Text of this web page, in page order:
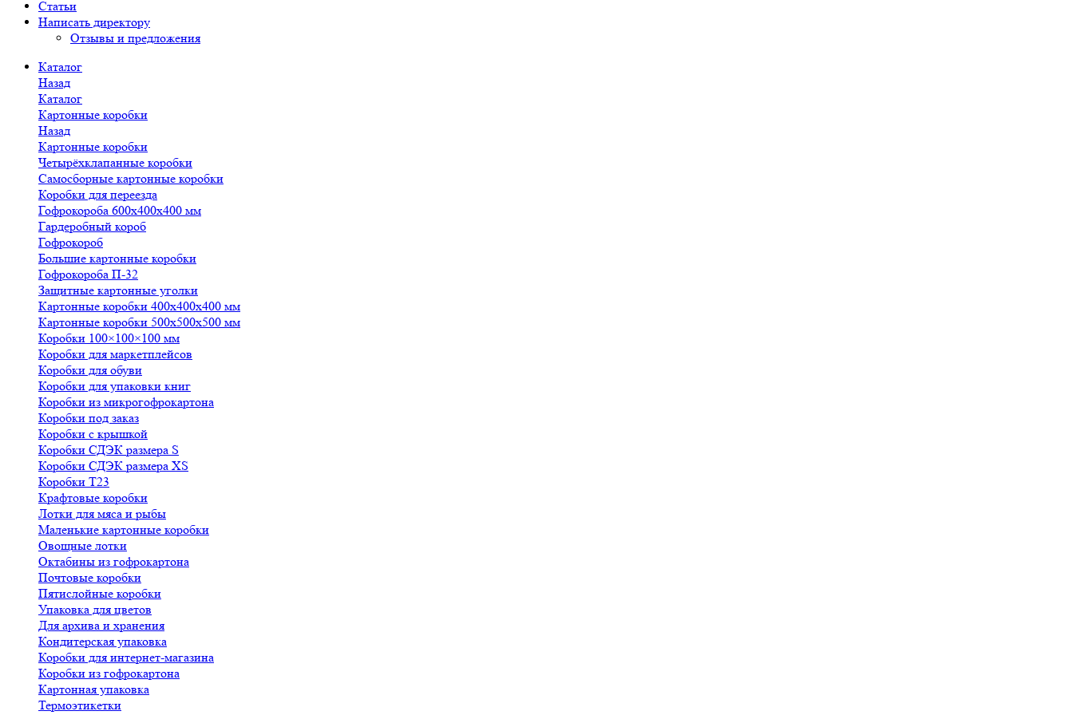
Статьи
Написать директору
Отзывы и предложения
Каталог
Назад
Каталог
Картонные коробки
Назад
Картонные коробки
Четырёхклапанные коробки
Самосборные картонные коробки
Коробки для переезда
Гофрокороба 600х400х400 мм
Гардеробный короб
Гофрокороб
Большие картонные коробки
Гофрокороба П-32
Защитные картонные уголки
Картонные коробки 400х400х400 мм
Картонные коробки 500х500х500 мм
Коробки 100×100×100 мм
Коробки для маркетплейсов
Коробки для обуви
Коробки для упаковки книг
Коробки из микрогофрокартона
Коробки под заказ
Коробки с крышкой
Коробки СДЭК размера S
Коробки СДЭК размера XS
Коробки Т23
Крафтовые коробки
Лотки для мяса и рыбы
Маленькие картонные коробки
Овощные лотки
Октабины из гофрокартона
Почтовые коробки
Пятислойные коробки
Упаковка для цветов
Для архива и хранения
Кондитерская упаковка
Коробки для интернет-магазина
Коробки из гофрокартона
Картонная упаковка
Термоэтикетки